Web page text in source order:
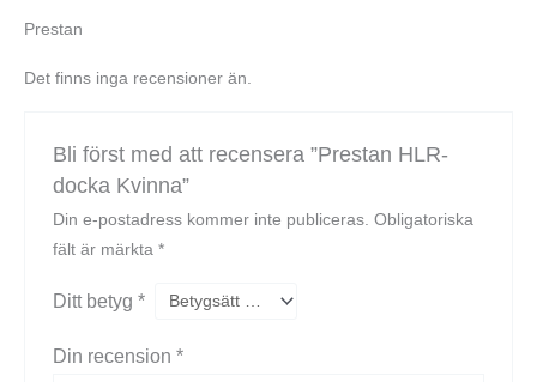
Prestan
Det finns inga recensioner än.
Bli först med att recensera ”Prestan HLR-
docka Kvinna”
Din e-postadress kommer inte publiceras. Obligatoriska
fält är märkta *
Ditt betyg *
Din recension *